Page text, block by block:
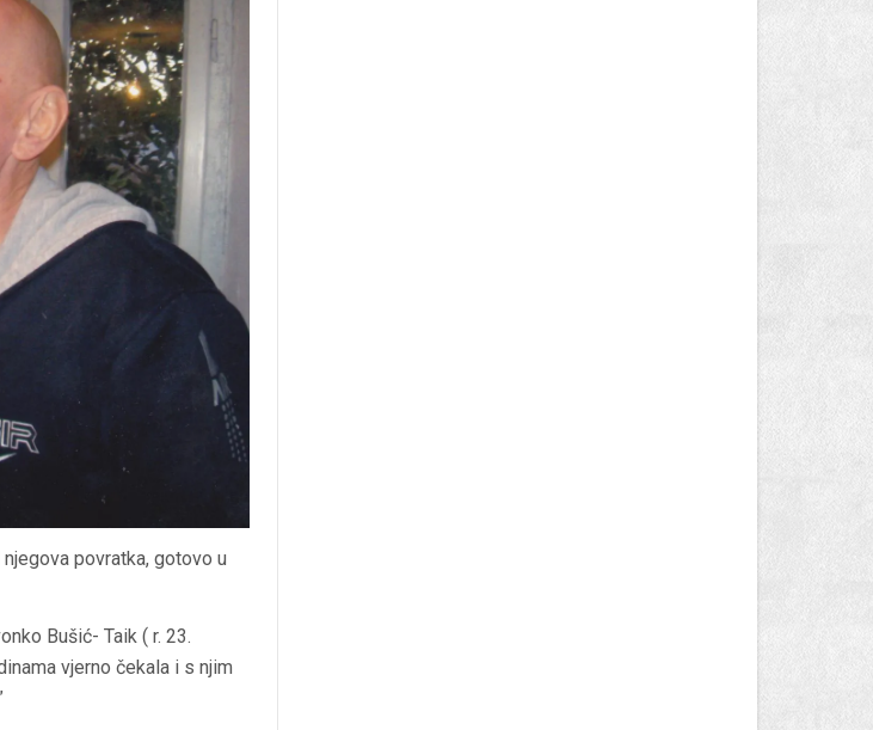
povratka, gotovo u
Bušić- Taik ( r. 23.
vjerno čekala i s njim